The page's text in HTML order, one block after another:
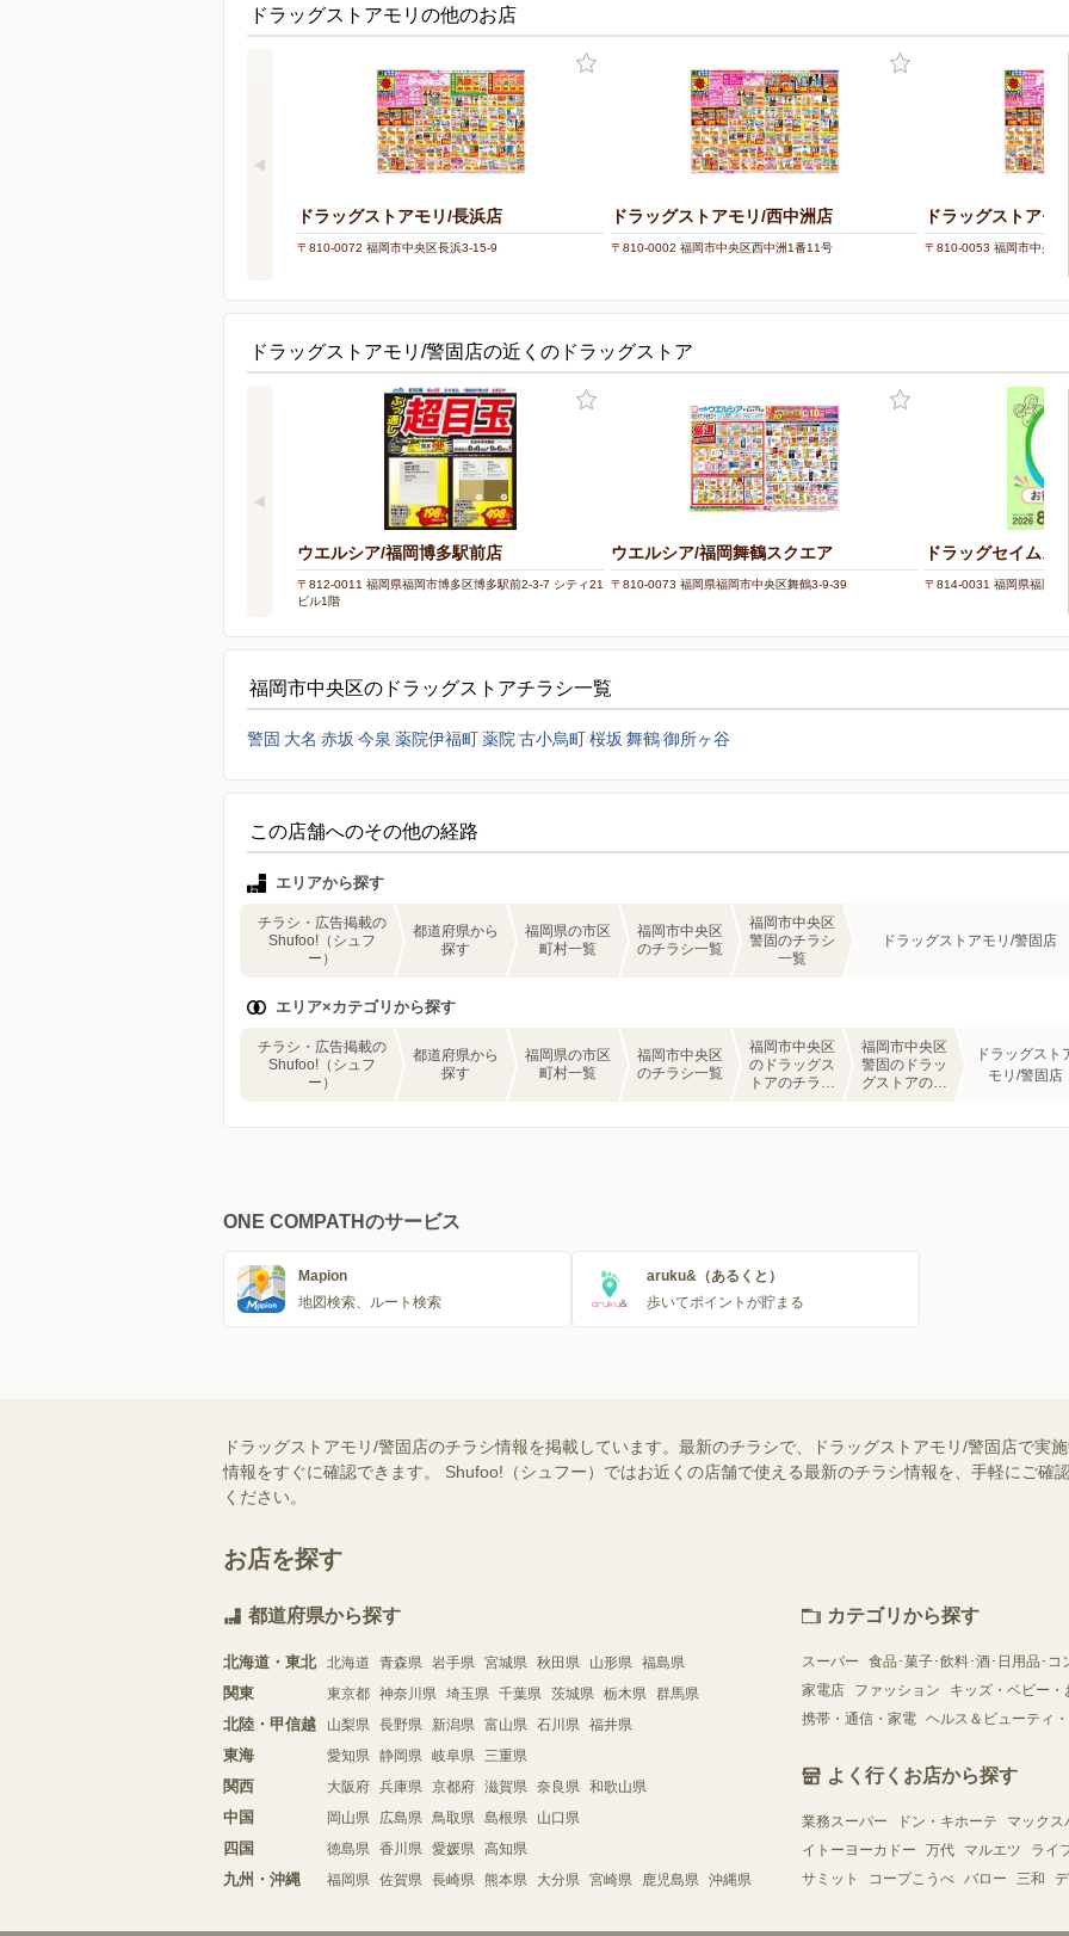
ドラッグストアモリの他のお店
ドラッグストアモリ/長浜店
〒810-0072 福岡市中央区長浜3-15-9
ドラッグストアモリ/西中洲店
〒810-0002 福岡市中央区西中洲1番11号
ドラッグストアモ
〒810-0053 福岡市中央区
ドラッグストアモリ/警固店の近くのドラッグストア
ウエルシア/福岡博多駅前店
〒812-0011 福岡県福岡市博多区博多駅前2-3-7 シティ21
ビル1階
ウエルシア/福岡舞鶴スクエア
〒810-0073 福岡県福岡市中央区舞鶴3-9-39
ドラッグセイムス
〒814-0031 福岡県福岡市
福岡市中央区のドラッグストアチラシ一覧
警固 大名 赤坂 今泉 薬院伊福町薬院 古小烏町桜坂 舞鶴御所ヶ谷
この店舗へのその他の経路
エリアから探す
チラシ・広告掲載の
Shufoo!（シュフ
ー）
都道府県から
探す
福岡県の市区
町村一覧
福岡市中央区
のチラシ一覧
福岡市中央区
警固のチラシ
一覧
ドラッグストアモリ/警固店
エリア×カテゴリから探す
チラシ・広告掲載の
Shufoo!（シュフ
ー）
都道府県から
探す
福岡県の市区
町村一覧
福岡市中央区
のチラシ一覧
福岡市中央区
のドラッグス
トアのチラシ
福岡市中央区
警固のドラッ
グストアのチ
ドラッグスト
モリ/警固店
ONE COMPATHのサービス
Mapion
地図検索、ルート検索
aruku&（あるくと）
歩いてポイントが貯まる
ドラッグストアモリ/警固店のチラシ情報を掲載しています。最新のチラシで、ドラッグストアモリ/警固店で実
情報をすぐに確認できます。 Shufoo!（シュフー）ではお近くの店舗で使える最新のチラシ情報を、手軽にご確
ください。
お店を探す
都道府県から探す
北海道・東北 北海道 青森県 岩手県 宮城県 秋田県 山形県 福島県
関東 東京都 神奈川県 埼玉県 千葉県 茨城県 栃木県 群馬県
北陸・甲信越 山梨県 長野県 新潟県 富山県 石川県 福井県
東海 愛知県 静岡県 岐阜県 三重県
関西 大阪府 兵庫県 京都府 滋賀県 奈良県 和歌山県
中国 岡山県 広島県 鳥取県 島根県 山口県
四国 徳島県 香川県 愛媛県 高知県
九州・沖縄 福岡県 佐賀県 長崎県 熊本県 大分県 宮崎県 鹿児島県 沖縄県
カテゴリから探す
スーパー 食品･菓子･飲料･酒･日用品･コ
家電店
ファッション キッズ・ベビー・
携帯・通信・家電 ヘルス＆ビューティ
よく行くお店から探す
業務スーパー ドン・キホーテ マックス
イトーヨーカドー
万代 マルエツ ライ
サミット
コープこうべ バロー 三和